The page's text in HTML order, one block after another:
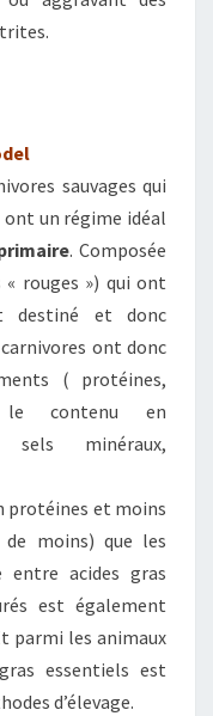
sauvages qui
ont un régime idéal
. Composée
« rouges ») qui ont
destiné et donc
ont donc
( protéines,
contenu en
sels minéraux,
protéines et moins
moins) que les
entre acides gras
est également
parmi les animaux
essentiels est
d’élevage.